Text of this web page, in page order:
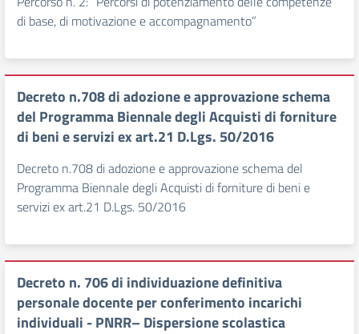
di base, di motivazione e accompagnamento”
Decreto n.708 di adozione e approvazione schema
del Programma Biennale degli Acquisti di forniture
di beni e servizi ex art.21 D.Lgs. 50/2016
Decreto n.708 di adozione e approvazione schema del
Programma Biennale degli Acquisti di forniture di beni e
servizi ex art.21 D.Lgs. 50/2016
Decreto n. 706 di individuazione definitiva
personale docente per conferimento incarichi
individuali - PNRR– Dispersione scolastica